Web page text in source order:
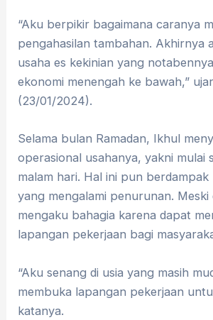
“Aku berpikir bagaimana caranya
pengahasilan tambahan. Akhirnya
usaha es kekinian yang
ekonomi menengah ke bawah,”
(23/01/2024).
Selama bulan Ramadan, Ikhul
operasional usahanya, yakni mulai
malam hari. Hal ini pun
yang mengalami penurunan. Meski
mengaku bahagia karena dapat
lapangan pekerjaan bagi
“Aku senang di usia yang masih
membuka lapangan pekerjaan
katanya.